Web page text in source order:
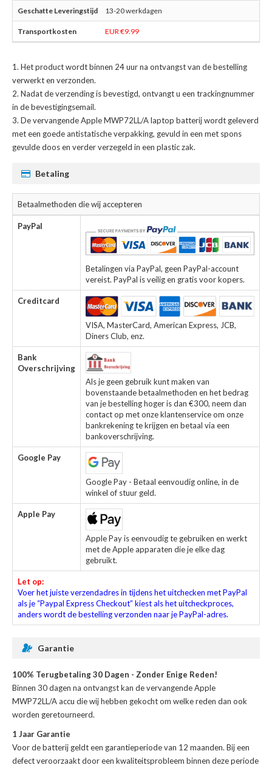
13-20 werkdagen
EUR €9.99
Het product wordt binnen 24 uur na ontvangst van de bestelling
verwerkt en verzonden.
Nadat de verzending is bevestigd, ontvangt u een trackingnummer
in de bevestigingsemail.
Devervangende Apple MWP72LL/A laptop batterijwordt geleverd
met een goede antistatische verpakking, gevuld in een met spons
gevulde doos en verder verzegeld in een plastic zak.
Betaling
Betaalmethoden die wij accepteren
PayPal
Betalingen via PayPal, geen PayPal-account
vereist. PayPal is veilig en gratis voor kopers.
Creditcard
VISA, MasterCard, American Express, JCB,
Diners Club, enz.
Bank
Overschrijving
Als je geen gebruik kunt maken van
bovenstaande betaalmethoden en het bedrag
van je bestelling hoger is dan €300, neem dan
contact op met onze klantenservice om onze
bankrekening te krijgen en betaal via een
bankoverschrijving.
Google Pay
Google Pay - Betaal eenvoudig online, in de
winkel of stuur geld.
Apple Pay
Apple Pay is eenvoudig te gebruiken en werkt
met de Apple apparaten die je elke dag
gebruikt.
Let op:
Voer het juiste verzendadres in tijdens het uitchecken met PayPal
als je “Paypal Express Checkout” kiest als het uitcheckproces,
anders wordt de bestelling verzonden naar je PayPal-adres.
Garantie
100% Terugbetaling 30 Dagen - Zonder Enige Reden!
Binnen 30 dagen na ontvangst kan devervangende Apple
MWP72LL/A accu die wij hebben gekocht om welke reden dan ook
worden geretourneerd.
1 Jaar Garantie
Voor debatterij geldt een garantieperiode van 12 maanden. Bij een
defect veroorzaakt door een kwaliteitsprobleem binnen deze periode